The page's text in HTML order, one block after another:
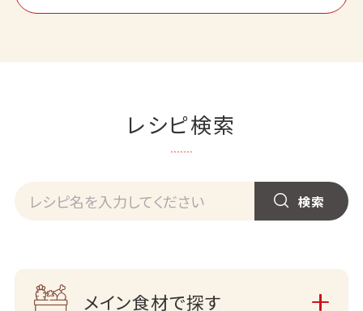
レシピ検索
メイン食材で探す